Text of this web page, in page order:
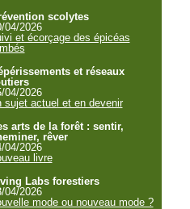
scolytes
04/2026
et écorçage des épicéas
et réseaux
04/2026
sujet actuel et en devenir
arts de la forêt : sentir,
rêver
04/2026
livre
Labs forestiers
04/2026
mode ou nouveau mode ?